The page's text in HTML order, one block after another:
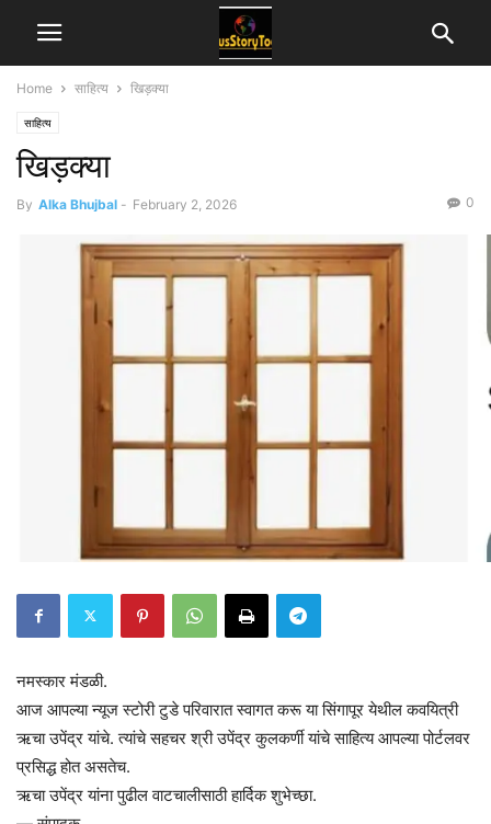
Home साहित्य खिड़क्या
साहित्य
खिड़क्या
By Alka Bhujbal - February 2, 2026 0
नमस्कार मंडळी.
आज आपल्या न्यूज स्टोरी टुडे परिवारात स्वागत करू या सिंगापूर येथील कवयित्री
ऋचा उपेंद्र यांचे. त्यांचे सहचर श्री उपेंद्र कुलकर्णी यांचे साहित्य आपल्या पोर्टलवर
प्रसिद्ध होत असतेच.
ऋचा उपेंद्र यांना पुढील वाटचालीसाठी हार्दिक शुभेच्छा.